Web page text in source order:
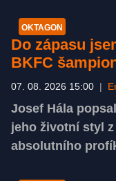
OKTAGON
Do zápasu
BKFC
07. 08. 2026 15:00
Josef Hála
jeho životní styl
absolutního